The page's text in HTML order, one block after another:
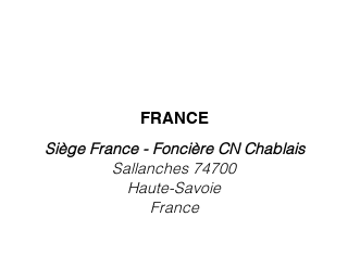
FRANCE
Siège France - Foncière CN Chablais
Sallanches 74700
Haute-Savoie
France